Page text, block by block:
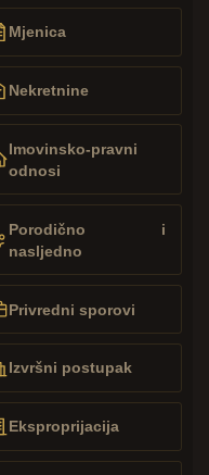
Mjenica
Nekretnine
Imovinsko-pravni
odnosi
Porodično i
nasljedno
Privredni sporovi
Izvršni postupak
Eksproprijacija